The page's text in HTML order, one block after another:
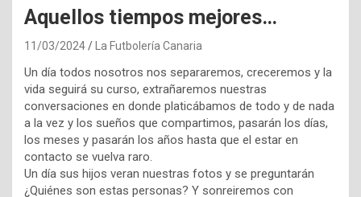
Aquellos tiempos mejores…
11/03/2024 La Futbolería Canaria
Un día todos nosotros nos separaremos, creceremos y la
vida seguirá su curso, extrañaremos nuestras
conversaciones en donde platicábamos de todo y de nada
a la vez y los sueños que compartimos, pasarán los días,
los meses y pasarán los años hasta que el estar en
contacto se vuelva raro.
Un día sus hijos veran nuestras fotos y se preguntarán
¿Quiénes son estas personas? Y sonreiremos con